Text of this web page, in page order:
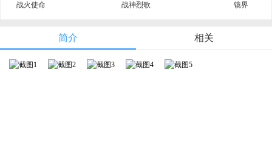
战火使命 战神烈歌 镜界
简介 相关